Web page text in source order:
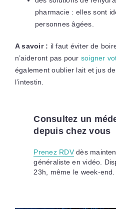
pharmacie : elles sont
personnes âgées.
A savoir : il faut éviter de
n’aideront pas pour soigner
également oublier lait et jus
l’intestin.
Consultez un
depuis chez vous
Prenez RDVdès
généraliste en vidéo.
23h, même le week-end.